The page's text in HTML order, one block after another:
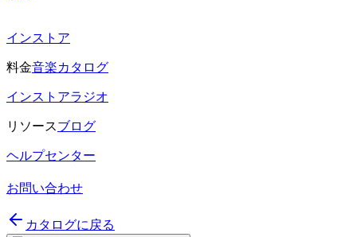
インストア
料金音楽カタログ
インストアラジオ
リソースブログ
ヘルプセンター
お問い合わせ
カタログに戻る